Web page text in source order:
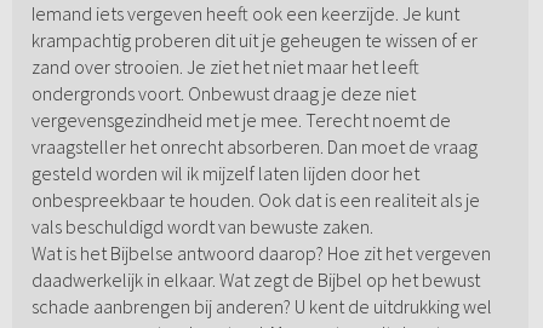
Iemand iets vergeven heeft ook een keerzijde. Je kunt
krampachtig proberen dit uit je geheugen te wissen of er
zand over strooien. Je ziet het niet maar het leeft
ondergronds voort. Onbewust draag je deze niet
vergevensgezindheid met je mee. Terecht noemt de
vraagsteller het onrecht absorberen. Dan moet de vraag
gesteld worden wil ik mijzelf laten lijden door het
onbespreekbaar te houden. Ook dat is een realiteit als je
vals beschuldigd wordt van bewuste zaken.
Wat is het Bijbelse antwoord daarop? Hoe zit het vergeven
daadwerkelijk in elkaar. Wat zegt de Bijbel op het bewust
schade aanbrengen bij anderen? U kent de uitdrukking wel